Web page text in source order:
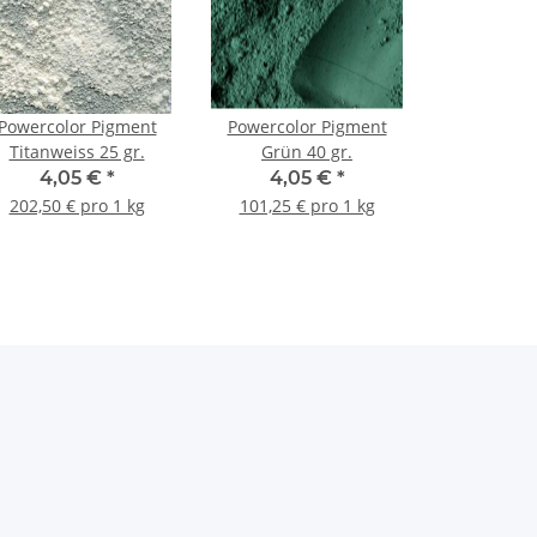
Pigment
Titanweiss 25 gr.
4,05 € *
202,50 € pro 1 kg
Powercolor Pigment
Grün 40 gr.
4,05 € *
101,25 € pro 1 kg